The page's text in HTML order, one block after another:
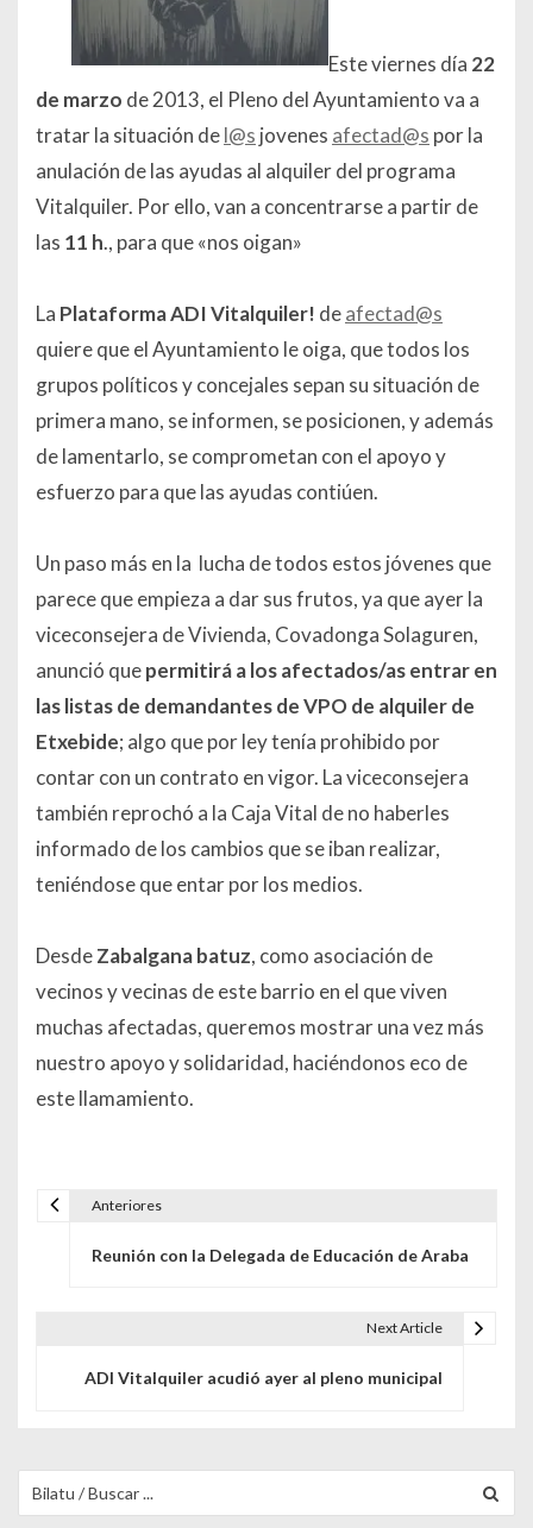
Este viernes día 22
de marzo de 2013, el Pleno del Ayuntamiento va a
tratar la situación del@s jovenes afectad@s por la
anulación de las ayudas al alquiler del programa
Vitalquiler. Por ello, van a concentrarse a partir de
las 11 h., para que «nos oigan»
La Plataforma ADI Vitalquiler! deafectad@s
quiere que el Ayuntamiento le oiga, que todos los
grupos políticos y concejales sepan su situación de
primera mano, se informen, se posicionen, y además
de lamentarlo, se comprometan con el apoyo y
esfuerzo para que las ayudas contiúen.
Un paso más en la lucha de todos estos jóvenes que
parece que empieza a dar sus frutos, ya que ayer la
viceconsejera de Vivienda, Covadonga Solaguren,
anunció quepermitirá a los afectados/as entrar en
las listas de demandantes de VPO de alquiler de
Etxebide; algo que por ley tenía prohibido por
contar con un contrato en vigor. La viceconsejera
también reprochó a la Caja Vital de no haberles
informado de los cambios que se iban realizar,
teniéndose que entar por los medios.
DesdeZabalgana batuz, como asociación de
vecinos y vecinas de este barrio en el que viven
muchas afectadas, queremos mostrar una vez más
nuestro apoyo y solidaridad, haciéndonos eco de
este llamamiento.
Anteriores
Reunión con la Delegada de Educación de Araba
Next Article
ADI Vitalquiler acudió ayer al pleno municipal